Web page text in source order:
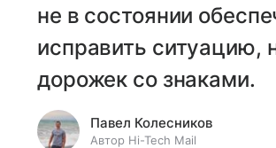
не в состоянии
исправить ситуацию,
дорожек со знаками.
Павел Колесников
Автор Hi-Tech Mail